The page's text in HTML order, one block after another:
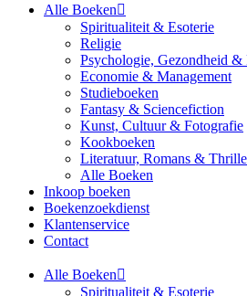
Alle Boeken
Spiritualiteit & Esoterie
Religie
Psychologie, Gezondheid &
Economie & Management
Studieboeken
Fantasy & Sciencefiction
Kunst, Cultuur & Fotografie
Kookboeken
Literatuur, Romans &
Alle Boeken
Inkoop boeken
Boekenzoekdienst
Klantenservice
Contact
Alle Boeken
Spiritualiteit & Esoterie